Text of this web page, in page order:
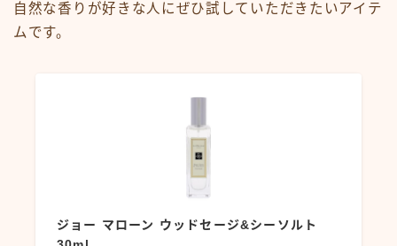
自然な香りが好きな人にぜひ試していただきたいアイテ
ムです。
ジョー マローン ウッドセージ&シーソルト